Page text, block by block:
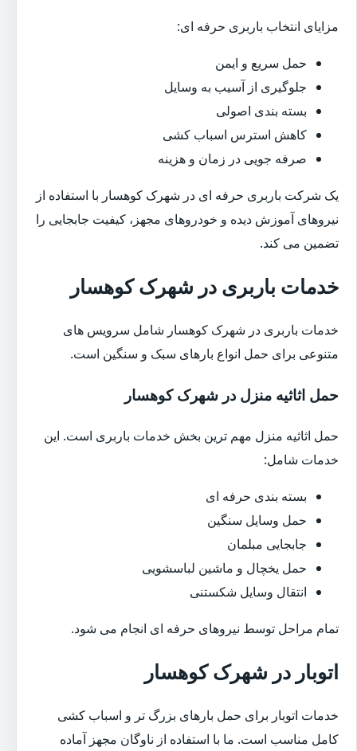
مزایای انتخاب باربری حرفه ای:
حمل سریع و ایمن
جلوگیری از آسیب به وسایل
بسته بندی اصولی
کاهش استرس اسباب کشی
صرفه جویی در زمان و هزینه
یک شرکت باربری حرفه ای در شهرک کوهسار با استفاده از
نیروهای آموزش دیده و خودروهای مجهز، کیفیت جابجایی را
تضمین می کند.
خدمات باربری در شهرک کوهسار
خدمات باربری در شهرک کوهسار شامل سرویس های
متنوعی برای حمل انواع بارهای سبک و سنگین است.
حمل اثاثیه منزل در شهرک کوهسار
حمل اثاثیه منزل مهم ترین بخش خدمات باربری است. این
خدمات شامل:
بسته بندی حرفه ای
حمل وسایل سنگین
جابجایی مبلمان
حمل یخچال و ماشین لباسشویی
انتقال وسایل شکستنی
تمام مراحل توسط نیروهای حرفه ای انجام می شود.
اتوبار در شهرک کوهسار
خدمات اتوبار برای حمل بارهای بزرگ تر و اسباب کشی
کامل مناسب است. ما با استفاده از ناوگان مجهز آماده